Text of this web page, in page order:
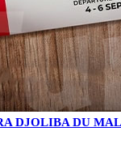
DJOLIBA DU